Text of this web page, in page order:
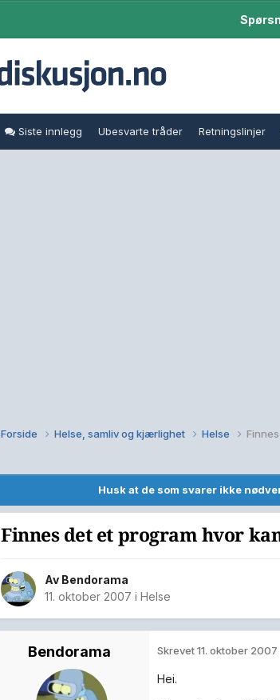
Siste innlegg Ubesvarte tråder Retningslinjer
Forside Helse, samliv og kjærlighet Helse
Husk at de som svarer ikke
Finnes det et program hvor
Av Bendorama
11. oktober 2007 i Helse
Bendorama Skrevet11. oktober 2007
Hei.